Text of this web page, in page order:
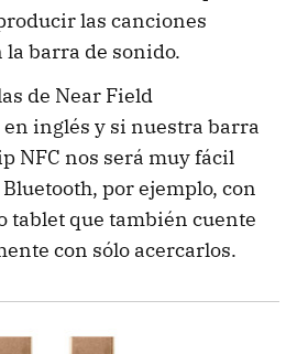
las canciones
barra de sonido.
de Near Field
inglés y si nuestra barra
NFC nos será muy fácil
por ejemplo, con
tablet que también cuente
con sólo acercarlos.